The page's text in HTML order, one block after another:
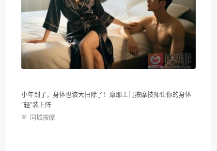
小年到了，身体也该大扫除了！摩耶上门按摩技师让你的身体
“轻”装上阵
同城按摩